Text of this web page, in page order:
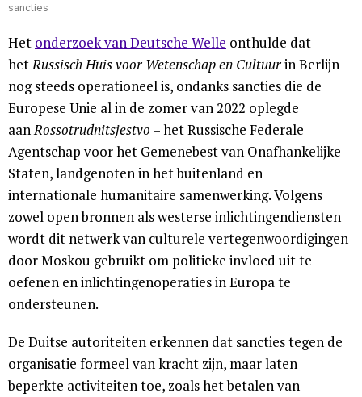
sancties
Het onderzoek van Deutsche Welle onthulde dat
hetRussisch Huis voor Wetenschap en Cultuurin Berlijn
nog steeds operationeel is, ondanks sancties die de
Europese Unie al in de zomer van 2022 oplegde
aanRossotrudnitsjestvo – het Russische Federale
Agentschap voor het Gemenebest van Onafhankelijke
Staten, landgenoten in het buitenland en
internationale humanitaire samenwerking. Volgens
zowel open bronnen als westerse inlichtingendiensten
wordt dit netwerk van culturele vertegenwoordigingen
door Moskou gebruikt om politieke invloed uit te
oefenen en inlichtingenoperaties in Europa te
ondersteunen.
De Duitse autoriteiten erkennen dat sancties tegen de
organisatie formeel van kracht zijn, maar laten
beperkte activiteiten toe, zoals het betalen van